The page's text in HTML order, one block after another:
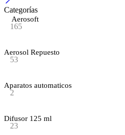
Categorías
Aerosoft
165
Aerosol Repuesto
53
Aparatos automaticos
2
Difusor 125 ml
23